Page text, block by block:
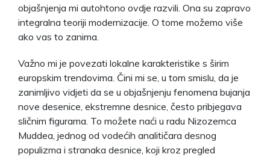
objašnjenja mi autohtono ovdje razvili. Ona su zapravo
integralna teoriji modernizacije. O tome možemo više
ako vas to zanima.
Važno mi je povezati lokalne karakteristike s širim
europskim trendovima. Čini mi se, u tom smislu, da je
zanimljivo vidjeti da se u objašnjenju fenomena bujanja
nove desenice, ekstremne desnice, često pribjegava
sličnim figurama. To možete naći u radu Nizozemca
Muddea, jednog od vodećih analitičara desnog
populizma i stranaka desnice, koji kroz pregled